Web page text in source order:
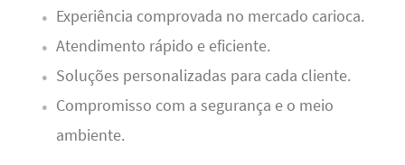
Experiência comprovada no mercado carioca.
Atendimento rápido e eficiente.
Soluções personalizadas para cada cliente.
Compromisso com a segurança e o meio
ambiente.